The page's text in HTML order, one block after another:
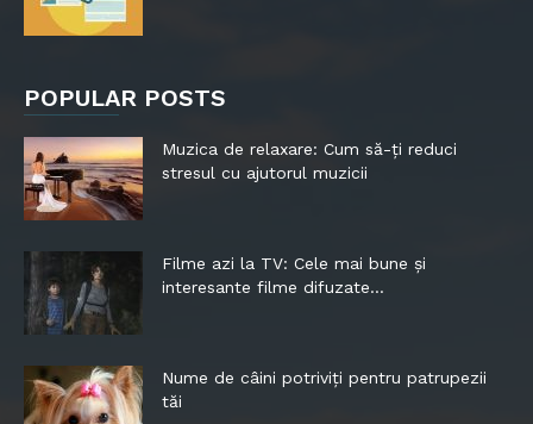
POPULAR POSTS
Muzica de relaxare: Cum să-ți reduci
stresul cu ajutorul muzicii
Filme azi la TV: Cele mai bune și
interesante filme difuzate...
Nume de câini potriviți pentru patrupezii
tăi